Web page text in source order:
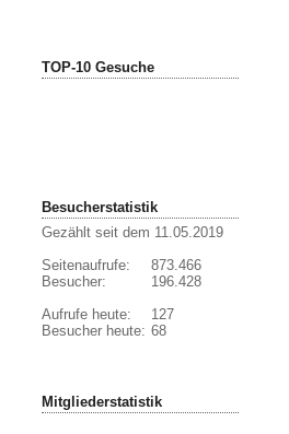
TOP-10 Gesuche
Besucherstatistik
Gezählt seit dem 11.05.2019
Seitenaufrufe:
Besucher:
Aufrufe heute:
Besucher heute:
873.466
196.428
127
68
Mitgliederstatistik